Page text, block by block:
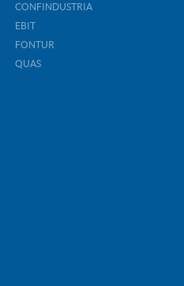
CONFINDUSTRIA
EBIT
FONTUR
QUAS